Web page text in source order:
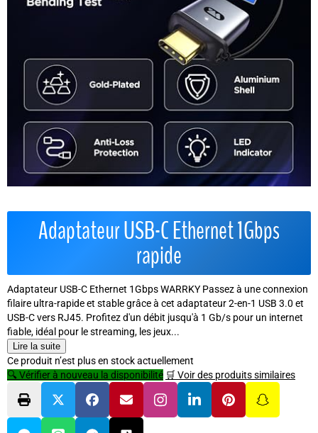
Adaptateur USB-C Ethernet 1Gbps
rapide
Adaptateur USB-C Ethernet 1Gbps WARRKY Passez à une connexion
filaire ultra-rapide et stable grâce à cet adaptateur 2-en-1 USB 3.0 et
USB-C vers RJ45. Profitez d'un débit jusqu'à 1 Gb/s pour un internet
fiable, idéal pour le streaming, les jeux...
Lire la suite
Ce produit n’est plus en stock actuellement
🔍 Vérifier à nouveau la disponibilité 🛒 Voir des produits similaires